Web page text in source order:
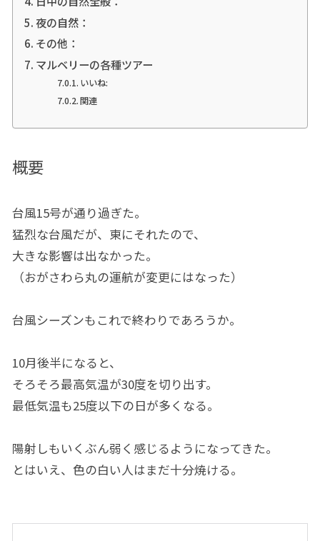
夜の自然：
その他：
マルベリーの各種ツアー
いいね:
関連
概要
台風15号が通り過ぎた。
猛烈な台風だが、東にそれたので、
大きな影響は出なかった。
（おがさわら丸の運航が変更にはなった）
台風シーズンもこれで終わりであろうか。
10月後半になると、
そろそろ最高気温が30度を切り出す。
最低気温も25度以下の日が多くなる。
陽射しもいくぶん弱く感じるようになってきた。
とはいえ、色の白い人はまだ十分焼ける。